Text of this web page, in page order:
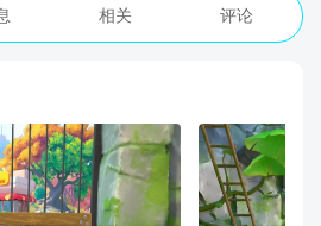
相关 评论